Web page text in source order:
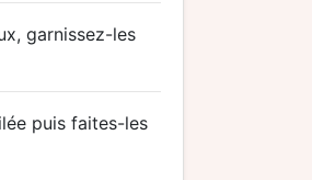
garnissez-les
puis faites-les